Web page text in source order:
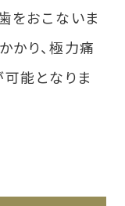
をおこないま
かり、極力痛
能となりま